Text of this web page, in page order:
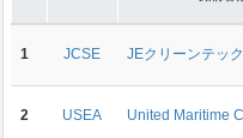
1 JCSE JEクリーンテッ
2 USEA United Maritime